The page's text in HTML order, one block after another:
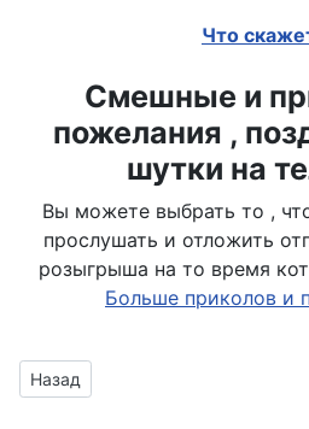
Что
Смешные и
пожелания ,
шутки на
Вы можете выбрать то ,
прослушать и отложить
розыгрыша на то время
Больше приколов и
Предыдущий материал:
Назад